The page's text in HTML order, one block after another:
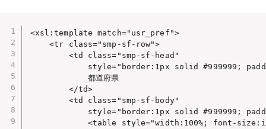
<xsl:template match="usr_pref">
<tr class="smp-sf-row">
<td class="smp-sf-head"
style="border:1px solid #999999;
都道府県
</td>
<td class="smp-sf-body"
style="border:1px solid #999999;
<table style="width:100%; font-